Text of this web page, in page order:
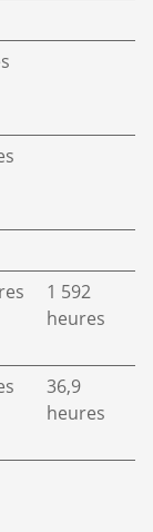
1 592
heures
36,9
heures